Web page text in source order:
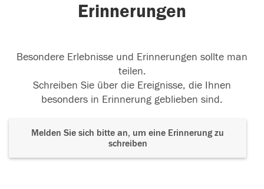
Erinnerungen
Besondere Erlebnisse und Erinnerungen sollte man
teilen.
Schreiben Sie über die Ereignisse, die Ihnen
besonders in Erinnerung geblieben sind.
Melden Sie sich bitte an, um eine Erinnerung zu
schreiben